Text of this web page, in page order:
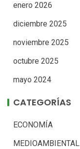
enero 2026
diciembre 2025
noviembre 2025
octubre 2025
mayo 2024
CATEGORÍAS
ECONOMÍA
MEDIOAMBIENTAL